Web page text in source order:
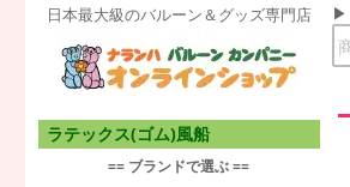
日本最大級のバルーン＆グッズ専門店
ラテックス(ゴム)風船
== ブランドで選ぶ ==